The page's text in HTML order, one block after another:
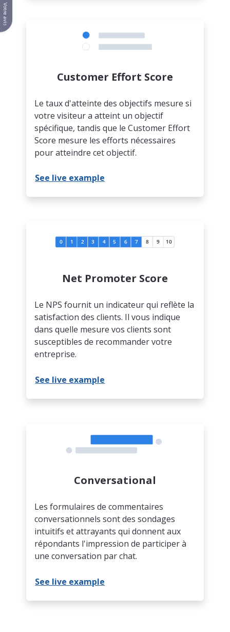
Customer Effort Score
Le taux d'atteinte des objectifs mesure si
votre visiteur a atteint un objectif
spécifique, tandis que le Customer Effort
Score mesure les efforts nécessaires
pour atteindre cet objectif.
See live example
Net Promoter Score
Le NPS fournit un indicateur qui reflète la
satisfaction des clients. Il vous indique
dans quelle mesure vos clients sont
susceptibles de recommander votre
entreprise.
See live example
Conversational
Les formulaires de commentaires
conversationnels sont des sondages
intuitifs et attrayants qui donnent aux
répondants l'impression de participer à
une conversation par chat.
See live example
Votre avis